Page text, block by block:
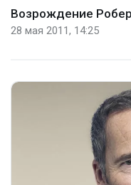
Возрождение
28 мая 2011, 14:25